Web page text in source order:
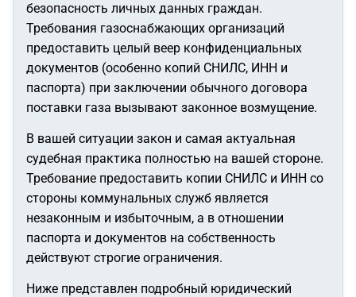
безопасность личных данных граждан.
Требования газоснабжающих организаций
предоставить целый веер конфиденциальных
документов (особенно копий СНИЛС, ИНН и
паспорта) при заключении обычного договора
поставки газа вызывают законное возмущение.
В вашей ситуации закон и самая актуальная
судебная практика полностью на вашей стороне.
Требование предоставить копии СНИЛС и ИНН со
стороны коммунальных служб является
незаконным и избыточным, а в отношении
паспорта и документов на собственность
действуют строгие ограничения.
Ниже представлен подробный юридический